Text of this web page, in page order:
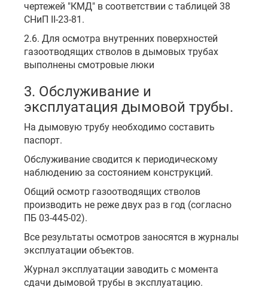
чертежей "КМД" в соответствии с таблицей 38
СНиП II-23-81.
2.6. Для осмотра внутренних поверхностей
газоотводящих стволов в дымовых трубах
выполнены смотровые люки
3. Обслуживание и
эксплуатация дымовой трубы.
На дымовую трубу необходимо составить
паспорт.
Обслуживание сводится к периодическому
наблюдению за состоянием конструкций.
Общий осмотр газоотводящих стволов
производить не реже двух раз в год (согласно
ПБ 03-445-02).
Все результаты осмотров заносятся в журналы
эксплуатации объектов.
Журнал эксплуатации заводить с момента
сдачи дымовой трубы в эксплуатацию.